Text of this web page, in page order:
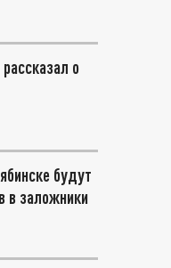
о
будут
в заложники